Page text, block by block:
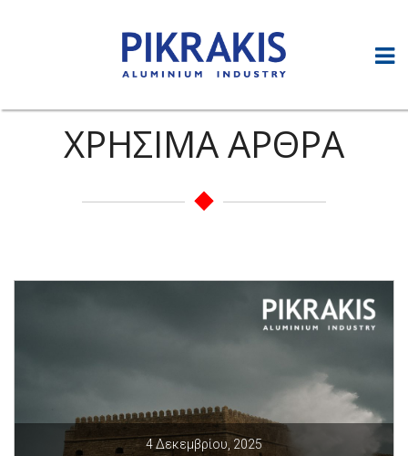
ΧΡΗΣΙΜΑ ΑΡΘΡΑ
4 Δεκεμβρίου, 2025